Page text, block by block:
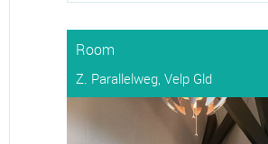
Room
Z. Parallelweg, Velp Gld